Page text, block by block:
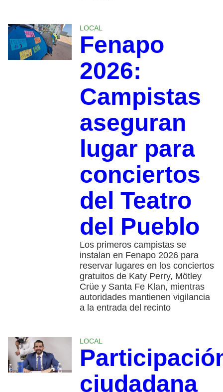
LOCAL
Fenapo
2026:
Campistas
aseguran
lugar para
conciertos
del Teatro
del Pueblo
Los primeros campistas se
instalan en Fenapo 2026 para
reservar lugares en los conciertos
gratuitos de Katy Perry, Mötley
Crüe y Santa Fe Klan, mientras
autoridades mantienen vigilancia
a la entrada del recinto
LOCAL
ciudadana